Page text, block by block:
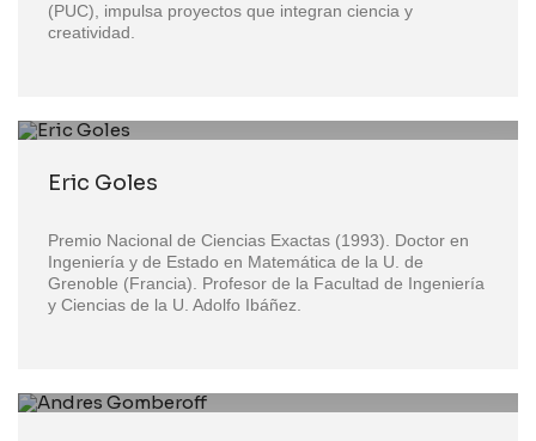
(PUC), impulsa proyectos que integran ciencia y
creatividad.
Eric Goles
Premio Nacional de Ciencias Exactas (1993). Doctor en
Ingeniería y de Estado en Matemática de la U. de
Grenoble (Francia). Profesor de la Facultad de Ingeniería
y Ciencias de la U. Adolfo Ibáñez.